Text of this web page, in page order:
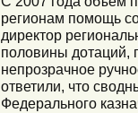
регионам помощь
директор
половины дотаций,
непрозрачное
ответили, что
Федерального